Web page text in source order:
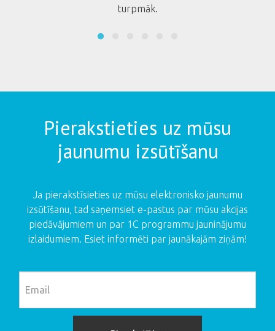
turpmāk.
Pierakstieties uz mūsu
jaunumu izsūtīšanu
Ja pierakstīsieties uz mūsu elektronisko jaunumu
izsūtīšanu, tad saņemsiet e-pastus par mūsu akcijas
piedāvājumiem un par 1C programmu jauninājumu
izlaidumiem. Esiet informēti par jaunākajām ziņām!